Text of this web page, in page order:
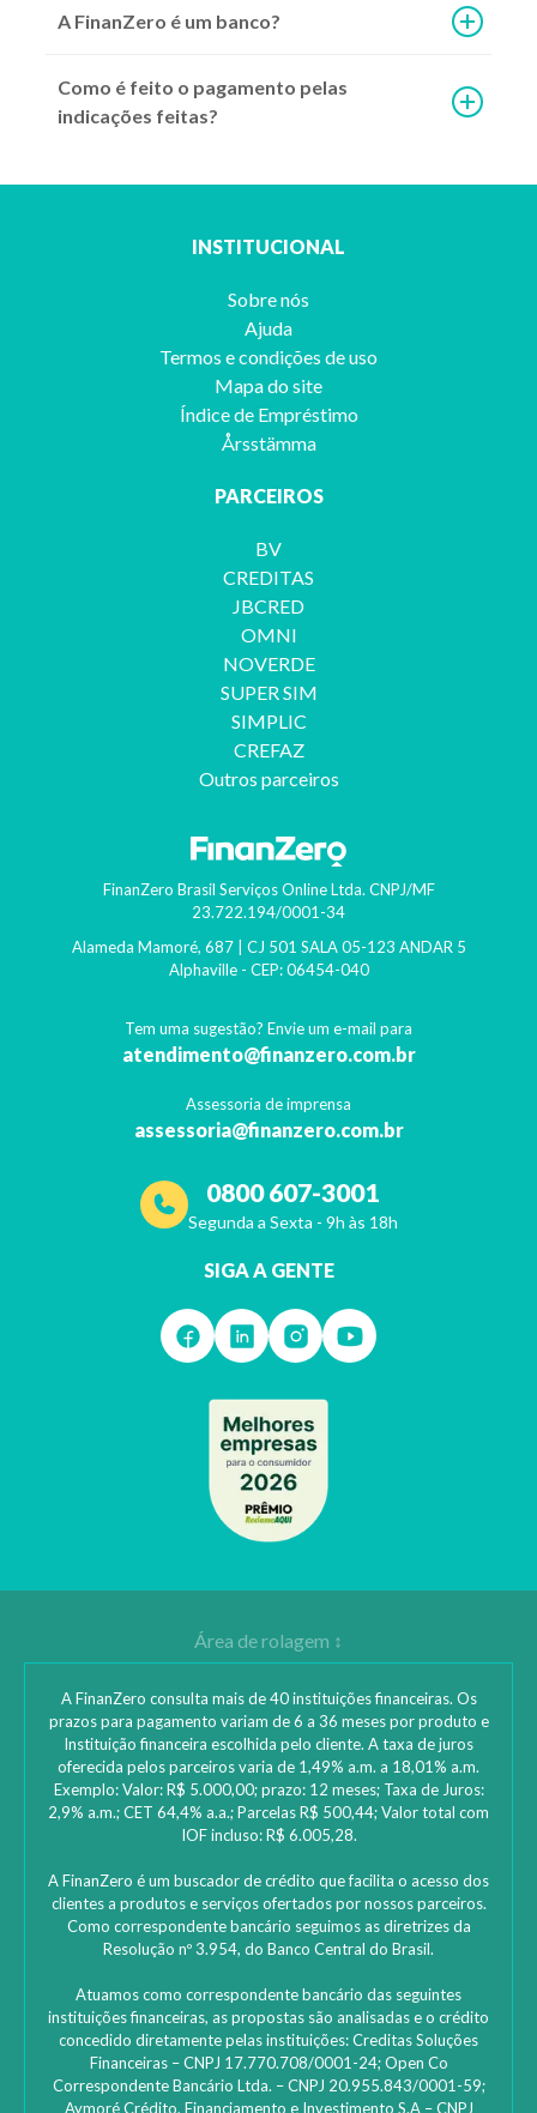
Continuar lendo >
5 dicas de como organizar sua vida financeira
O endividamento gera diversos problemas, por isso, vamos mostrar
13º salário: Como fica o pagamento com as reduções?
Com ajustes do governo devido à crise este benefício está incerto.
Continuar lendo >
13º do Bolsa Família será pago em 2020?
Governo diz que contas apertadas e Auxílio Emergencial tornam o
4 planos de academia que cabem no seu bolso
Confira os melhores planos! Os serviços Low Cost facilitam a vida e
Continuar lendo >
A FinanZero é um banco?
Como é feito o pagamento pelas
indicações feitas?
INSTITUCIONAL
Sobre nós
Ajuda
Termos e condições de uso
Mapa do site
Índice de Empréstimo
Årsstämma
PARCEIROS
BV
CREDITAS
JBCRED
OMNI
NOVERDE
SUPER SIM
SIMPLIC
CREFAZ
Outros parceiros
FinanZero Brasil Serviços Online Ltda. CNPJ/MF
23.722.194/0001-34
Alameda Mamoré, 687 | CJ 501 SALA 05-123 ANDAR 5
Alphaville- CEP: 06454-040
Tem uma sugestão? Envie um e-mail para
atendimento@finanzero.com.br
Assessoria de imprensa
assessoria@finanzero.com.br
0800 607-3001
Segunda a Sexta - 9h às 18h
SIGA A GENTE
A FinanZero consulta mais de 40 instituições financeiras. Os
prazos para pagamento variam de 6 a 36 meses por produto e
Instituição financeira escolhida pelo cliente. A taxa de juros
oferecida pelos parceiros varia de 1,49% a.m. a 18,01% a.m.
Exemplo: Valor: R$ 5.000,00; prazo: 12 meses; Taxa de Juros:
2,9% a.m.; CET 64,4% a.a.; Parcelas R$ 500,44; Valor total com
IOF incluso: R$ 6.005,28.
A FinanZero é um buscador de crédito que facilita o acesso dos
clientes a produtos e serviços ofertados por nossos parceiros.
Como correspondente bancário seguimos as diretrizes da
Resolução nº 3.954, do Banco Central do Brasil.
Atuamos como correspondente bancário das seguintes
instituições financeiras, as propostas são analisadas e o crédito
concedido diretamente pelas instituições: ‎Creditas Soluções
Financeiras – CNPJ 17.770.708/0001-24; Open Co
Correspondente Bancário Ltda. – CNPJ 20.955.843/0001-59;
Aymoré Crédito, Financiamento e Investimento S.A – CNPJ